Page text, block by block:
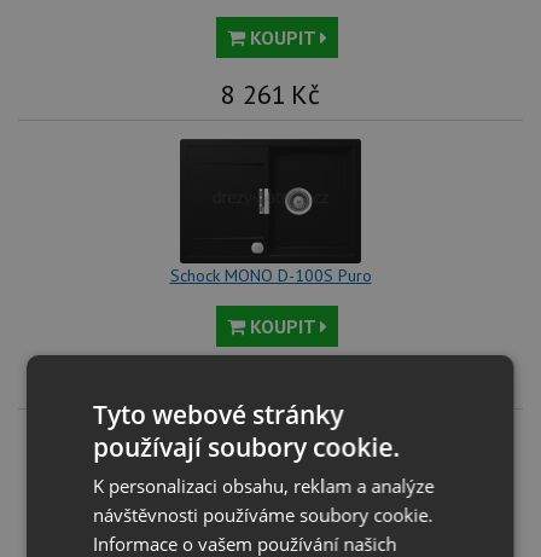
KOUPIT
8 261 Kč
Schock MONO D-100S Puro
KOUPIT
Tyto webové stránky
používají soubory cookie.
K personalizaci obsahu, reklam a analýze
návštěvnosti používáme soubory cookie.
Informace o vašem používání našich